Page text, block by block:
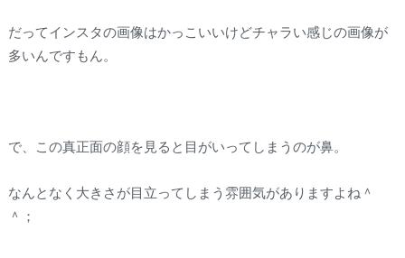
だってインスタの画像はかっこいいけどチャラい感じの画像が
多いんですもん。
で、この真正面の顔を見ると目がいってしまうのが鼻。
なんとなく大きさが目立ってしまう雰囲気がありますよね＾
＾；